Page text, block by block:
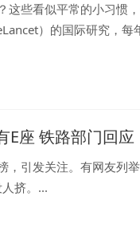
这些看似平常的小习惯
）的国际研究，
座 铁路部门回应
，引发关注。有网友列
挤。...